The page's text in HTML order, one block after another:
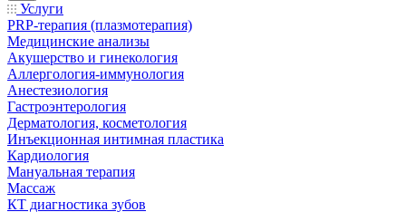
Услуги
PRP-терапия (плазмотерапия)
Медицинские анализы
Акушерство и гинекология
Аллергология-иммунология
Анестезиология
Гастроэнтерология
Дерматология, косметология
Инъекционная интимная пластика
Кардиология
Мануальная терапия
Массаж
КТ диагностика зубов